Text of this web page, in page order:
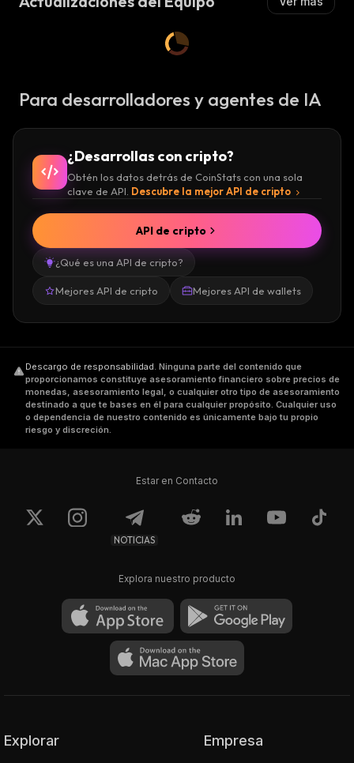
Para desarrolladores y agentes de IA
¿Desarrollas con cripto?
Obtén los datos detrás de CoinStats con una sola
clave de API. Descubre la mejor API de cripto
¿Qué es una API de cripto?
Mejores API de cripto Mejores API de wallets
API de cripto
Descargo de responsabilidad. Ninguna parte del contenido que
proporcionamos constituye asesoramiento financiero sobre precios de
monedas, asesoramiento legal, o cualquier otro tipo de asesoramiento
destinado a que te bases en él para cualquier propósito. Cualquier uso
o dependencia de nuestro contenido es únicamente bajo tu propio
riesgo y discreción.
Estar en Contacto
NOTICIAS
Explora nuestro producto
Explorar Empresa